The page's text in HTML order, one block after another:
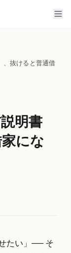
、抜けると普通借
明書
にな
たい」── そ